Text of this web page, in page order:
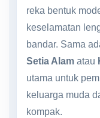
reka bentuk
keselamatan
bandar. Sama
Setia Alam atau
utama untuk
keluarga muda
kompak.